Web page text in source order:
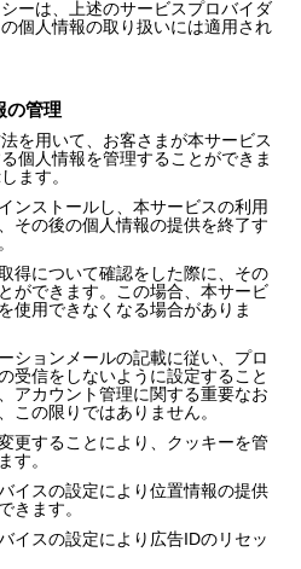
ーは、上述のサービスプロバイダ
個人情報の取り扱いには適用され
の管理
を用いて、お客さまが本サービス
個人情報を管理することができま
ます。
ンストールし、本サービスの利用
その後の個人情報の提供を終了す
得について確認をした際に、その
ができます。この場合、本サービ
使用できなくなる場合がありま
ションメールの記載に従い、プロ
受信をしないように設定すること
アカウント管理に関する重要なお
この限りではありません。
更することにより、クッキーを管
す。
イスの設定により位置情報の提供
きます。
イスの設定により広告IDのリセッ